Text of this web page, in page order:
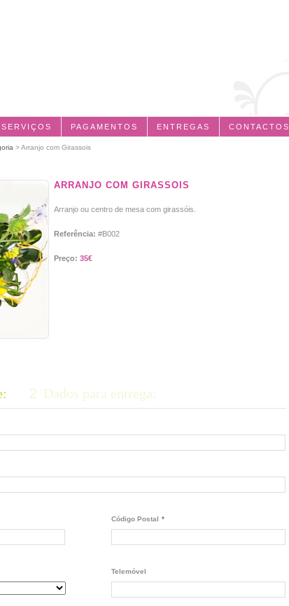
SERVIÇOS PAGAMENTOS ENTREGAS CONTACTOS
> Arranjo com Girassois
ARRANJO COM GIRASSOIS
Arranjo ou centro de mesa com girassóis.
Referência: #B002
Preço: 35€
2 Dados para entrega:
Código Postal *
Telemóvel